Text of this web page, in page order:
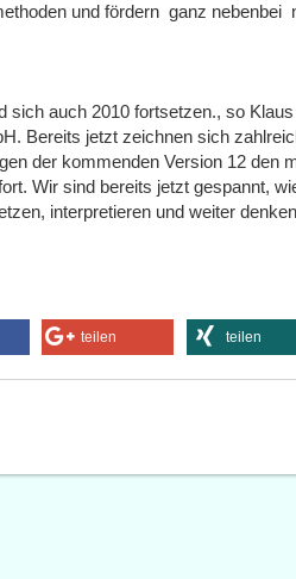
und fördern  ganz nebenbei
sich auch 2010 fortsetzen., so
Bereits jetzt zeichnen sich
der kommenden Version 12 den
Wir sind bereits jetzt gespannt,
interpretieren und weiter
teilen teilen